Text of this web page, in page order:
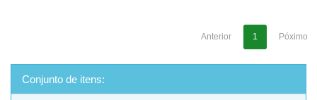
Anterior 1 Póximo
Conjunto de itens: